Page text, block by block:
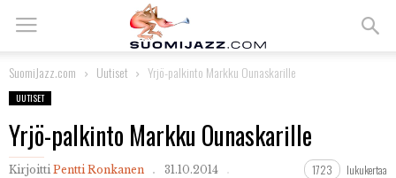
SuomiJazz.com Uutiset Yrjö-palkinto Markku Ounaskarille
UUTISET
Yrjö-palkinto Markku Ounaskarille
Kirjoitti Pentti Ronkanen 31.10.2014 1723 lukukertaa